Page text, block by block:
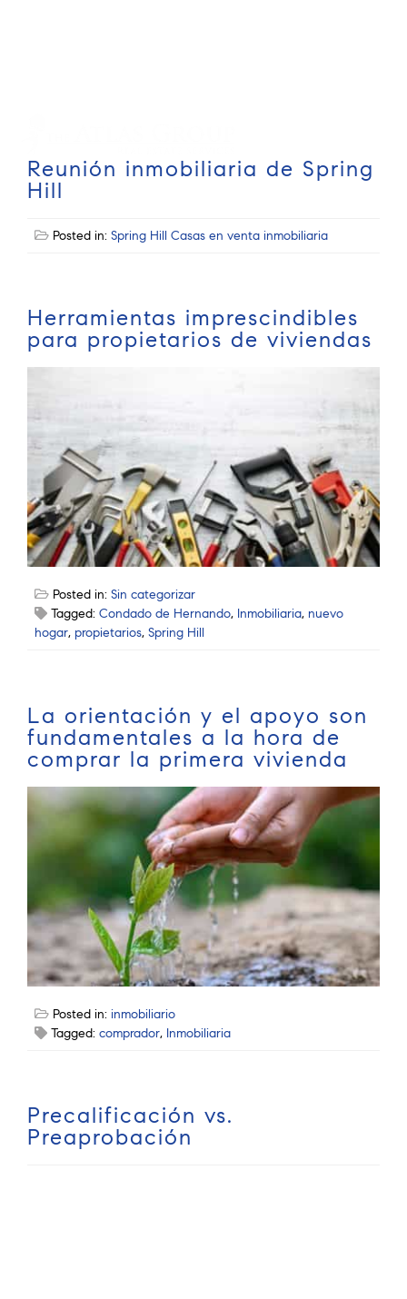
Reunión inmobiliaria de Spring
Hill
Posted in: Spring Hill Casas en venta inmobiliaria
Herramientas imprescindibles
para propietarios de viviendas
Posted in: Sin categorizar
Tagged: Condado de Hernando, Inmobiliaria, nuevo
hogar, propietarios, Spring Hill
La orientación y el apoyo son
fundamentales a la hora de
comprar la primera vivienda
Posted in: inmobiliario
Tagged: comprador, Inmobiliaria
Precalificación vs.
Preaprobación